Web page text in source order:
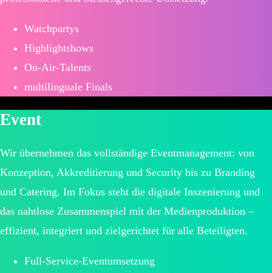
Watchpartys
Highlightshows
On-Air-Talents
multilinguale Finals
Event
Wir übernehmen das vollständige Eventmanagement: von
Konzeption, Akkreditierung und Security bis zu Branding
und Catering. Im Fokus steht die digitale Inszenierung und
das nahtlose Zusammenspiel mit der Medienproduktion –
effizient, integriert und zielgerichtet für alle Beteiligten.
Full-Service-Eventumsetzung